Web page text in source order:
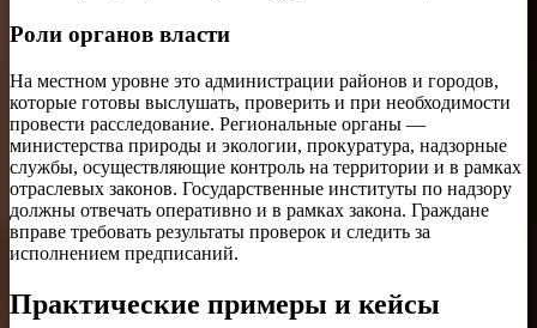
Роли органов власти
На местном уровне это администрации районов и городов,
которые готовы выслушать, проверить и при необходимости
провести расследование. Региональные органы —
министерства природы и экологии, прокуратура, надзорные
службы, осуществляющие контроль на территории и в рамках
отраслевых законов. Государственные институты по надзору
должны отвечать оперативно и в рамках закона. Граждане
вправе требовать результаты проверок и следить за
исполнением предписаний.
Практические примеры и кейсы